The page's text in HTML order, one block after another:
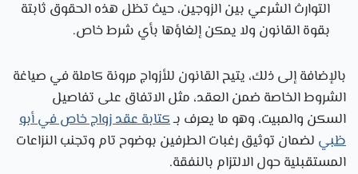
التوارث الشرعي بين الزوجين، حيث تظل هذه الحقوق ثابتة
بقوة القانون ولا يمكن إلغاؤها بأي شرط خاص.
بالإضافة إلى ذلك، يتيح القانون للأزواج مرونة كاملة في صياغة
الشروط الخاصة ضمن العقد، مثل الاتفاق على تفاصيل
السكن والمبيت، وهو ما يعرف بـكتابة عقد زواج خاص في أبو
ظبي لضمان توثيق رغبات الطرفين بوضوح تام وتجنب النزاعات
المستقبلية حول الالتزام بالنفقة.